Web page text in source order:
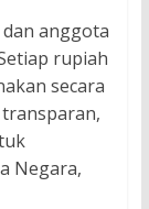
anggota
rupiah
secara
Negara,